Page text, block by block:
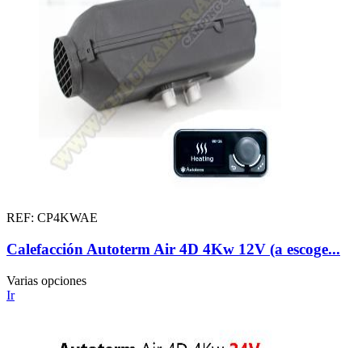
REF: CP4KWAE
Calefacción Autoterm Air 4D 4Kw 12V (a escoge...
Varias opciones
Ir